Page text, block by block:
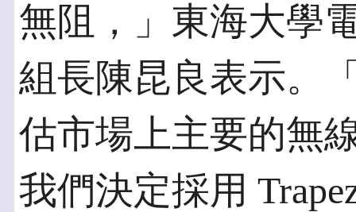
無阻，」東海大學
組長陳昆良表示。
估市場上主要的無
我們決定採用